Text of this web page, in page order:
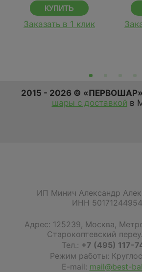
Заказать в 1 клик
2015 - 2026 © «ПЕРВОШАР»
шары с доставкой в
ИП Минич Александр
ИНН
Адрес: 125239, Москва,
Старокоптевский
Тел.: +7 (495) 117-
Режим работы:
E-mail: mail@best-